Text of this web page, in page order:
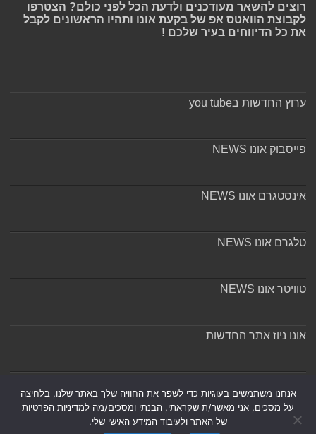
רוצים להשאר מעודכנים ולדעת הכל לפני כולם? הצטרפו
לקבוצת הוואטס אפ של בקעת אונו ותהיו הראשונים לקבל
את כל הדיווחים בעיר שלכם !
ערוץ החדשות בyou tube
פייסבוק אונו NEWS
אינסטגרם אונו NEWS
טלגרם אונו NEWS
טוויטר אונו NEWS
אונו ניוז אתר החדשות
אנחנו משתמשים בעוגיות כדי לשפר את החוויה שלך באתר שלנו, בלחיצה
על מסכים, אני מאשר/ת שקראתי, הבנתי ומסכים/מה למדיניות הפרטיות
של האתר ולעיבוד המידע האישי שלי.